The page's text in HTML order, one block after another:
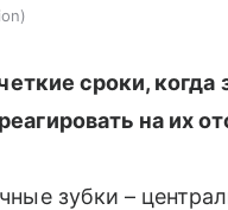
четкие сроки,
на их
зубки –